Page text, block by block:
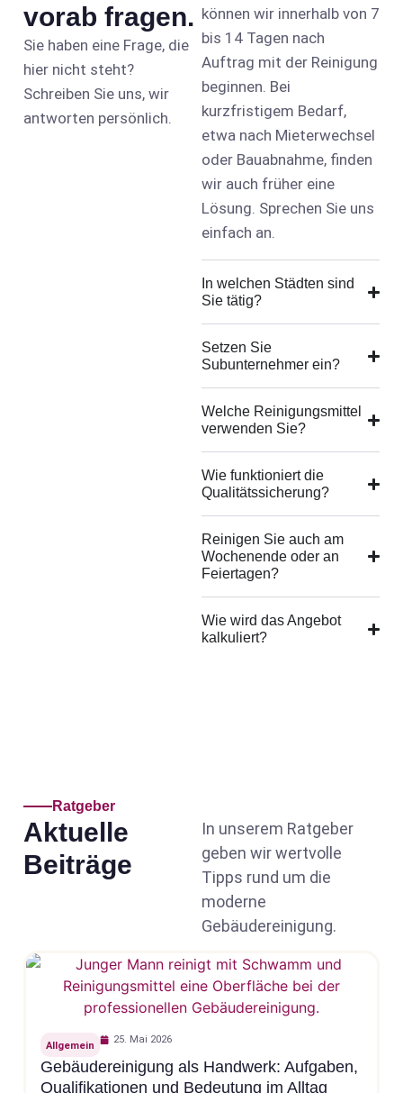
vorab fragen.
Sie haben eine Frage, die
hier nicht steht?
Schreiben Sie uns, wir
antworten persönlich.
können wir innerhalb von 7
bis 14 Tagen nach
Auftrag mit der Reinigung
beginnen. Bei
kurzfristigem Bedarf,
etwa nach Mieterwechsel
oder Bauabnahme, finden
wir auch früher eine
Lösung. Sprechen Sie uns
einfach an.
In welchen Städten sind
Sie tätig?
Setzen Sie
Subunternehmer ein?
Welche Reinigungsmittel
verwenden Sie?
Wie funktioniert die
Qualitätssicherung?
Reinigen Sie auch am
Wochenende oder an
Feiertagen?
Wie wird das Angebot
kalkuliert?
Ratgeber
Aktuelle
Beiträge
In unserem Ratgeber
geben wir wertvolle
Tipps rund um die
moderne
Gebäudereinigung.
Allgemein
25. Mai 2026
Gebäudereinigung als Handwerk: Aufgaben,
Qualifikationen und Bedeutung im Alltag